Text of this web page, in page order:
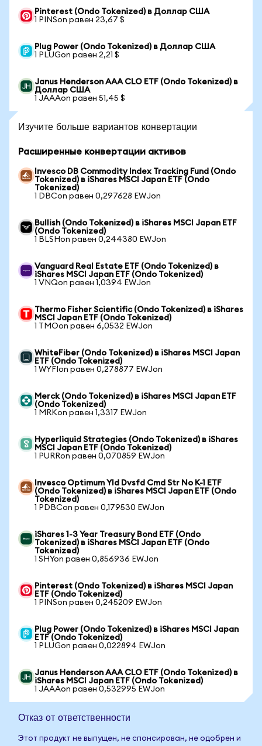
Pinterest (Ondo Tokenized) в Доллар США
1 PINSon равен 23,67 $
Plug Power (Ondo Tokenized) в Доллар США
1 PLUGon равен 2,21 $
Janus Henderson AAA CLO ETF (Ondo Tokenized) в
Доллар США
1 JAAAon равен 51,45 $
Изучите больше вариантов конвертации
Расширенные конвертации активов
Invesco DB Commodity Index Tracking Fund (Ondo
Tokenized) в iShares MSCI Japan ETF (Ondo
Tokenized)
1 DBCon равен 0,297628 EWJon
Bullish (Ondo Tokenized) в iShares MSCI Japan ETF
(Ondo Tokenized)
1 BLSHon равен 0,244380 EWJon
Vanguard Real Estate ETF (Ondo Tokenized) в
iShares MSCI Japan ETF (Ondo Tokenized)
1 VNQon равен 1,0394 EWJon
Thermo Fisher Scientific (Ondo Tokenized) в iShares
MSCI Japan ETF (Ondo Tokenized)
1 TMOon равен 6,0532 EWJon
WhiteFiber (Ondo Tokenized) в iShares MSCI Japan
ETF (Ondo Tokenized)
1 WYFIon равен 0,278877 EWJon
Merck (Ondo Tokenized) в iShares MSCI Japan ETF
(Ondo Tokenized)
1 MRKon равен 1,3317 EWJon
Hyperliquid Strategies (Ondo Tokenized) в iShares
MSCI Japan ETF (Ondo Tokenized)
1 PURRon равен 0,070859 EWJon
Invesco Optimum Yld Dvsfd Cmd Str No K-1 ETF
(Ondo Tokenized) в iShares MSCI Japan ETF (Ondo
Tokenized)
1 PDBCon равен 0,179530 EWJon
iShares 1-3 Year Treasury Bond ETF (Ondo
Tokenized) в iShares MSCI Japan ETF (Ondo
Tokenized)
1 SHYon равен 0,856936 EWJon
Pinterest (Ondo Tokenized) в iShares MSCI Japan
ETF (Ondo Tokenized)
1 PINSon равен 0,245209 EWJon
Plug Power (Ondo Tokenized) в iShares MSCI Japan
ETF (Ondo Tokenized)
1 PLUGon равен 0,022894 EWJon
Janus Henderson AAA CLO ETF (Ondo Tokenized) в
iShares MSCI Japan ETF (Ondo Tokenized)
1 JAAAon равен 0,532995 EWJon
Отказ от ответственности
Этот продукт не выпущен, не спонсирован, не одобрен и